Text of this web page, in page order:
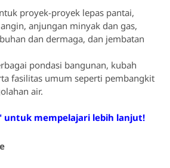
proyek-proyek lepas pantai,
anjungan minyak dan gas,
dan dermaga, dan jembatan
pondasi bangunan, kubah
fasilitas umum seperti pembangkit
air.
untuk mempelajari lebih lanjut!